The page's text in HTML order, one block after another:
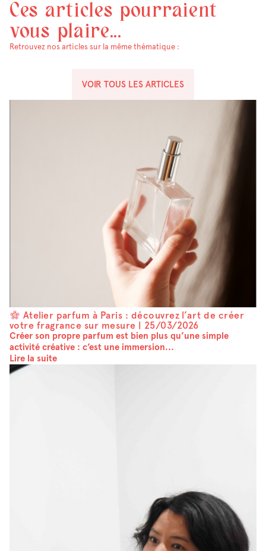
Ces articles pourraient
vous plaire...
Retrouvez nos articles sur la même thématique :
VOIR TOUS LES ARTICLES
Atelier parfum à Paris : découvrez l’art de créer
votre fragrance sur mesure | 25/03/2026
Créer son propre parfum est bien plus qu’une simple
activité créative : c’est une immersion...
Lire la suite